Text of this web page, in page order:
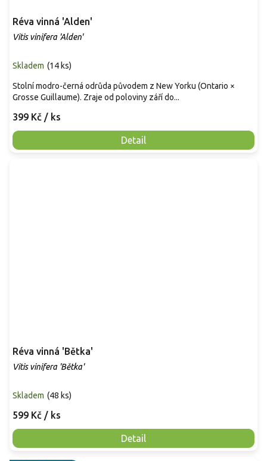
Réva vinná 'Alden'
Vitis vinifera 'Alden'
Skladem (14 ks)
399 Kč / ks
Detail
Stolní modro-černá odrůda původem z New Yorku (Ontario ×
Grosse Guillaume). Zraje od poloviny září do...
Réva vinná 'Bětka'
Vitis vinifera 'Bětka'
Skladem (48 ks)
599 Kč / ks
Detail